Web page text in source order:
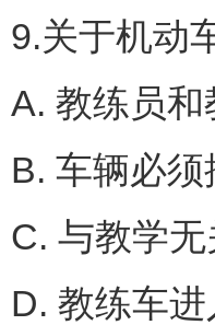
9.关于机动
A. 教练员
B. 车辆必
C. 与教学
D. 教练车